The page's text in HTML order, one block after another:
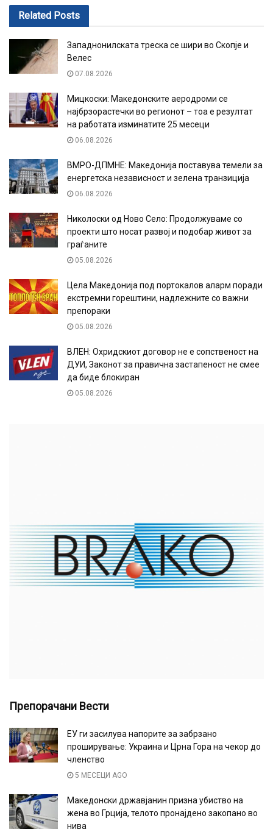
Related Posts
Западнонилската треска се шири во Скопје и
Велес
07.08.2026
Мицкоски: Македонските аеродроми се
најбрзорастечки во регионот – тоа е резултат
на работата изминатите 25 месеци
06.08.2026
ВМРО-ДПМНЕ: Македонија поставува темели за
енергетска независност и зелена транзиција
06.08.2026
Николоски од Ново Село: Продолжуваме со
проекти што носат развој и подобар живот за
граѓаните
05.08.2026
Цела Македонија под портокалов аларм поради
екстремни горештини, надлежните со важни
препораки
05.08.2026
ВЛЕН: Охридскиот договор не е сопственост на
ДУИ, Законот за правична застапеност не смее
да биде блокиран
05.08.2026
Препорачани Вести
ЕУ ги засилува напорите за забрзано
проширување: Украина и Црна Гора на чекор до
членство
5 МЕСЕЦИ AGO
Македонски државјанин призна убиство на
жена во Грција, телото пронајдено закопано во
нива